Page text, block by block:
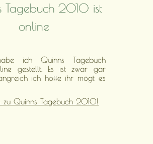
Tagebuch 2010 ist
online
ich Quinns Tagebuch
gestellt. Es ist zwar gar
ich hoffe ihr mögt es
zu Quinns Tagebuch 2010!